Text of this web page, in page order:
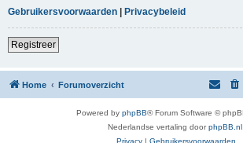
Gebruikersvoorwaarden | Privacybeleid
Registreer
Home Forumoverzicht
Powered by phpBB® Forum Software ©
Nederlandse vertaling doorphpBB.nl
Privacy | Gebruikersvoorwaarden